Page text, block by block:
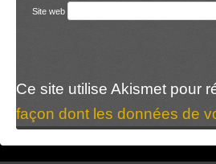
Site web
Ce site utilise Akismet pour
façon dont les données de